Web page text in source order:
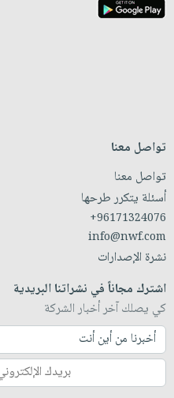
تواصل معنا
تواصل معنا
أسئلة يتكرر طرحها
+96171324076
info@nwf.com
نشرة الإصدارات
اشترك مجاناً في نشراتنا البريدية
كي يصلك آخر أخبار الشركة